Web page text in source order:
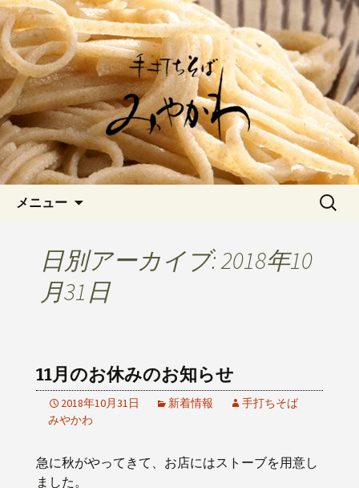
岡崎の「手打ちそば みやか
わ」のブログです
愛知県岡崎市でひっそりと佇む「手打
ちそばみやかわ」では自家製粉にこだ
わった一日十食限定の十割そばをお楽
しみいただけます。新しいそばや季節
の食材を使用した天婦羅メニューなど
新着情報はこちら
メニュー
検
日別アーカイブ: 2018年10
月31日
11月のお休みのお知らせ
2018年10月31日 新着情報
手打ちそば
みやかわ
急に秋がやってきて、お店にはストーブを用意し
ました。